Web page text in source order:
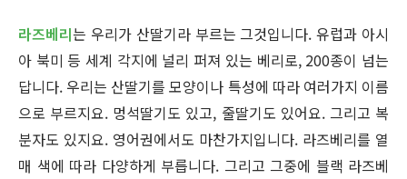
라즈베리는 우리가 산딸기라 부르는 그것입니다. 유럽과 아시
아 북미 등 세계 각지에 널리 퍼져 있는 베리로, 200종이 넘는
답니다. 우리는 산딸기를 모양이나 특성에 따라 여러가지 이름
으로 부르지요. 멍석딸기도 있고, 줄딸기도 있어요. 그리고 복
분자도 있지요. 영어권에서도 마찬가지입니다. 라즈베리를 열
매 색에 따라 다양하게 부릅니다. 그리고 그중에 블랙 라즈베